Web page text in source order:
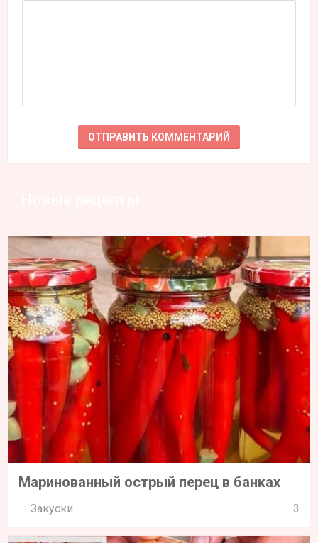
Маринованный острый перец в банках
Закуски 3